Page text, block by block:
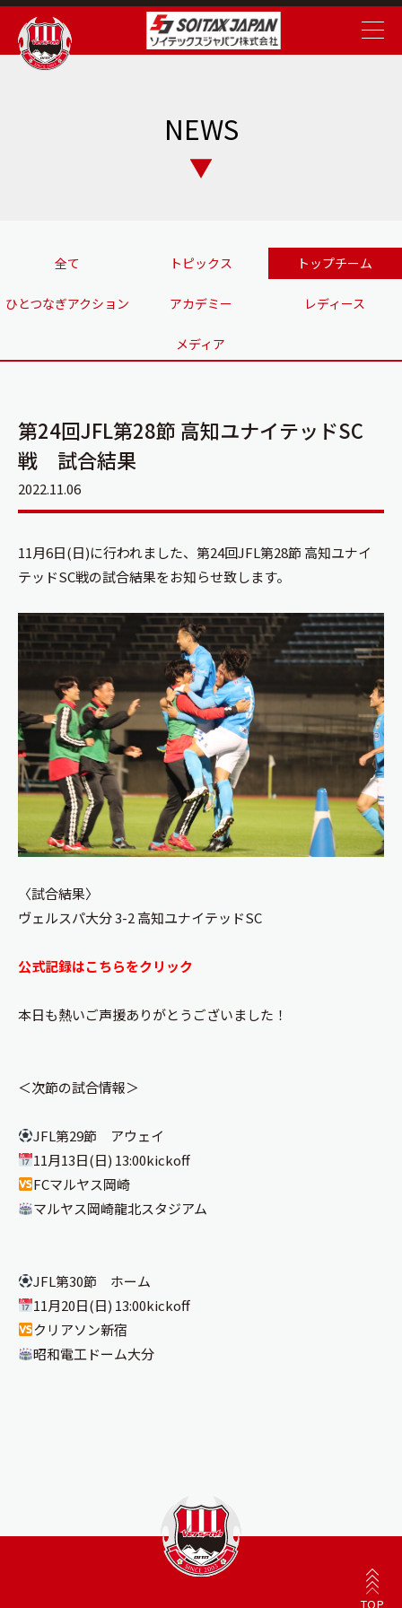
NEWS
全て トピックス トップチーム
ひとつなぎアクション アカデミー レディース
メディア
第24回JFL第28節 高知ユナイテッドSC
戦 試合結果
2022.11.06
11月6日(日)に行われました、第24回JFL第28節 高知ユナイ
テッドSC戦の試合結果をお知らせ致します。
〈試合結果〉
ヴェルスパ大分 3-2 高知ユナイテッドSC
公式記録はこちらをクリック
本日も熱いご声援ありがとうございました！
＜次節の試合情報＞
JFL第29節 アウェイ
11月13日(日) 13:00kickoff
FCマルヤス岡崎
マルヤス岡崎龍北スタジアム
JFL第30節 ホーム
11月20日(日) 13:00kickoff
クリアソン新宿
昭和電工ドーム大分
TOP